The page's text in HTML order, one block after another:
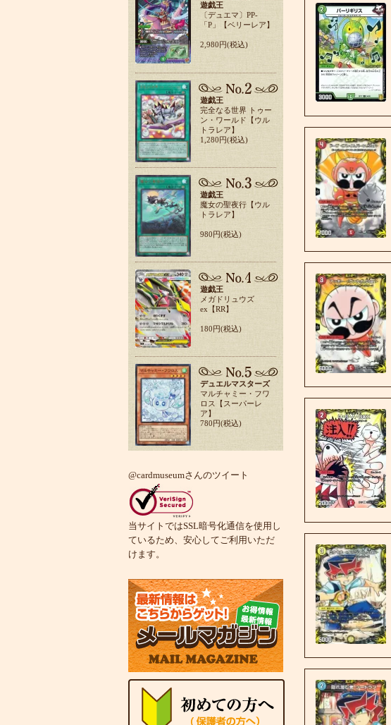
遊戯王
〔デュエマ〕PP-
「P」【ベリーレア】
2,980円(税込)
遊戯王
完全なる世界 トゥー
ン・ワールド【ウル
トラレア】
1,280円(税込)
遊戯王
魔女の聖夜行【ウル
トラレア】
980円(税込)
遊戯王
メガドリュウズ
ex【RR】
180円(税込)
デュエルマスターズ
マルチャミー・フワ
ロス【スーパーレ
ア】
780円(税込)
@cardmuseumさんのツイート
当サイトではSSL暗号化通信を使用し
ているため、安心してご利用いただ
けます。